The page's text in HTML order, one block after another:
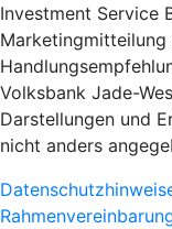
Investment Service
Volksbank Jade-
Darstellungen und
nicht anders